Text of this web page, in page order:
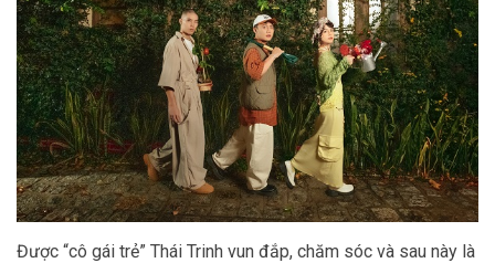
Được “cô gái trẻ” Thái Trinh vun đắp, chăm sóc và sau này là